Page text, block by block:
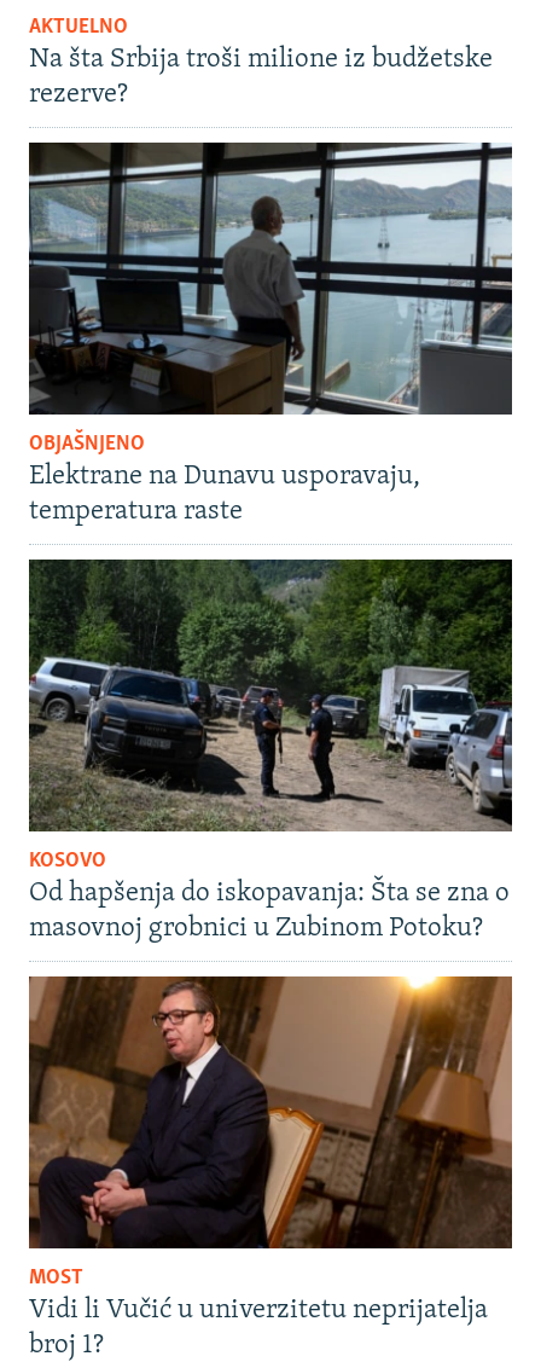
AKTUELNO
Na šta Srbija troši milione iz budžetske
rezerve?
OBJAŠNJENO
Elektrane na Dunavu usporavaju,
temperatura raste
KOSOVO
Od hapšenja do iskopavanja: Šta se zna o
masovnoj grobnici u Zubinom Potoku?
MOST
Vidi li Vučić u univerzitetu neprijatelja
broj 1?